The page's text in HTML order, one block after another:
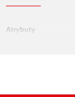
Atrybuty